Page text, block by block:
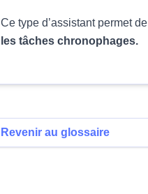
Ce type d’assistant permet de
les tâches chronophages.
Revenir au glossaire